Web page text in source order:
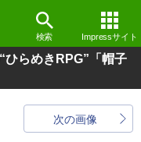
検索 Impressサイト
ひらめきRPG”「帽子
次の画像